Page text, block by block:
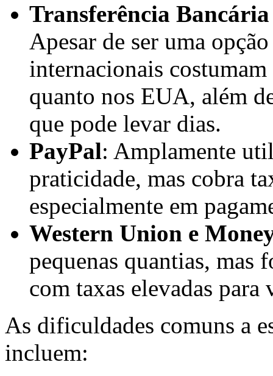
Transferência
Apesar de ser uma
internacionais
quanto nos EUA, além
que pode levar dias.
PayPal: Amplamente
praticidade, mas cobra
especialmente em
Western Union e
pequenas quantias, mas
com taxas elevadas para
As dificuldades comuns a
incluem: